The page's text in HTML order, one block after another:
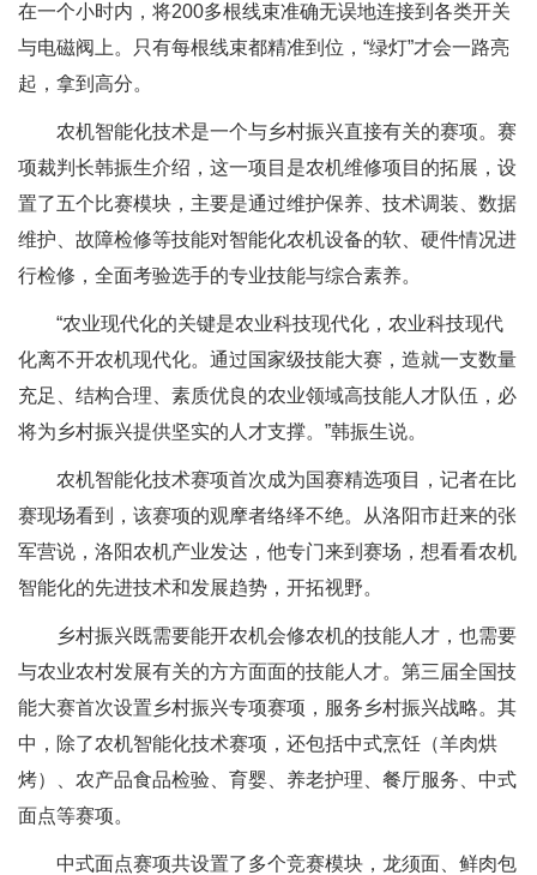
在一个小时内，将200多根线束准确无误地连接到各类开关
与电磁阀上。只有每根线束都精准到位，“绿灯”才会一路亮
起，拿到高分。
农机智能化技术是一个与乡村振兴直接有关的赛项。赛
项裁判长韩振生介绍，这一项目是农机维修项目的拓展，设
置了五个比赛模块，主要是通过维护保养、技术调装、数据
维护、故障检修等技能对智能化农机设备的软、硬件情况进
行检修，全面考验选手的专业技能与综合素养。
“农业现代化的关键是农业科技现代化，农业科技现代
化离不开农机现代化。通过国家级技能大赛，造就一支数量
充足、结构合理、素质优良的农业领域高技能人才队伍，必
将为乡村振兴提供坚实的人才支撑。”韩振生说。
农机智能化技术赛项首次成为国赛精选项目，记者在比
赛现场看到，该赛项的观摩者络绎不绝。从洛阳市赶来的张
军营说，洛阳农机产业发达，他专门来到赛场，想看看农机
智能化的先进技术和发展趋势，开拓视野。
乡村振兴既需要能开农机会修农机的技能人才，也需要
与农业农村发展有关的方方面面的技能人才。第三届全国技
能大赛首次设置乡村振兴专项赛项，服务乡村振兴战略。其
中，除了农机智能化技术赛项，还包括中式烹饪（羊肉烘
烤）、农产品食品检验、育婴、养老护理、餐厅服务、中式
面点等赛项。
中式面点赛项共设置了多个竞赛模块，龙须面、鲜肉包